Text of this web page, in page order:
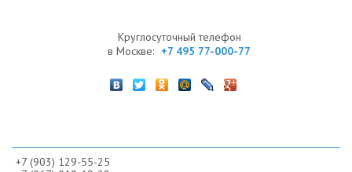
Круглосуточный телефон
в Москве: +7 495 77-000-77
+7 (903) 129-55-25